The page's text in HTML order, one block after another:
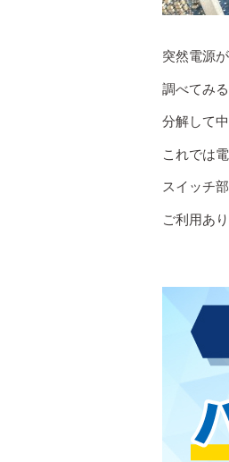
突然電源
調べてみ
分解して
これでは
スイッチ
ご利用あ